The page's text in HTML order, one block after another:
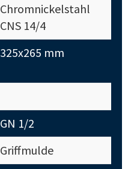
Chromnickelstahl
CNS 14/4
325x265 mm
GN 1/2
Griffmulde